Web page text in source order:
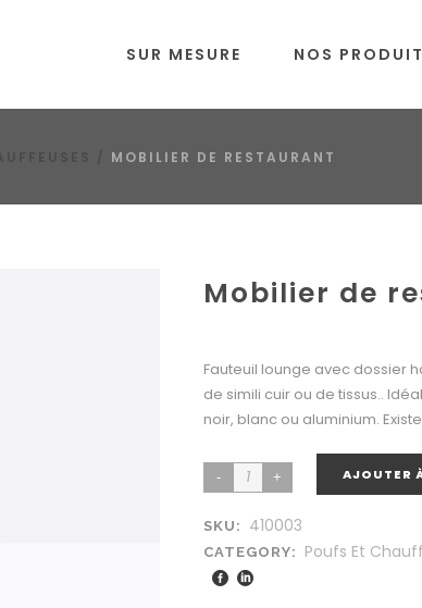
SUR MESURE NOS
MOBILIER DE RESTAURANT
Mobilier de
Fauteuil lounge avec dossier
de simili cuir ou de tissus..
noir, blanc ou aluminium.
AJOUTER
SKU: 410003
CATEGORY: Poufs Et